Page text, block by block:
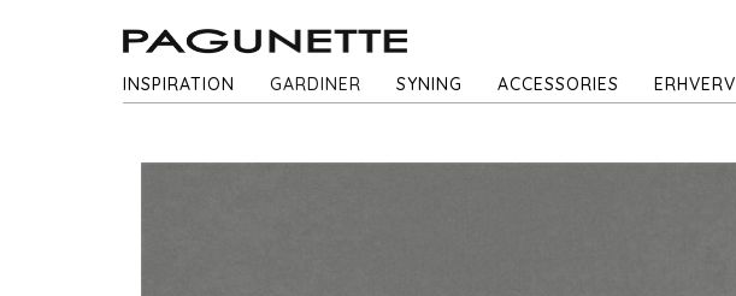
INSPIRATION GARDINER SYNING ACCESSORIES ERHVERV